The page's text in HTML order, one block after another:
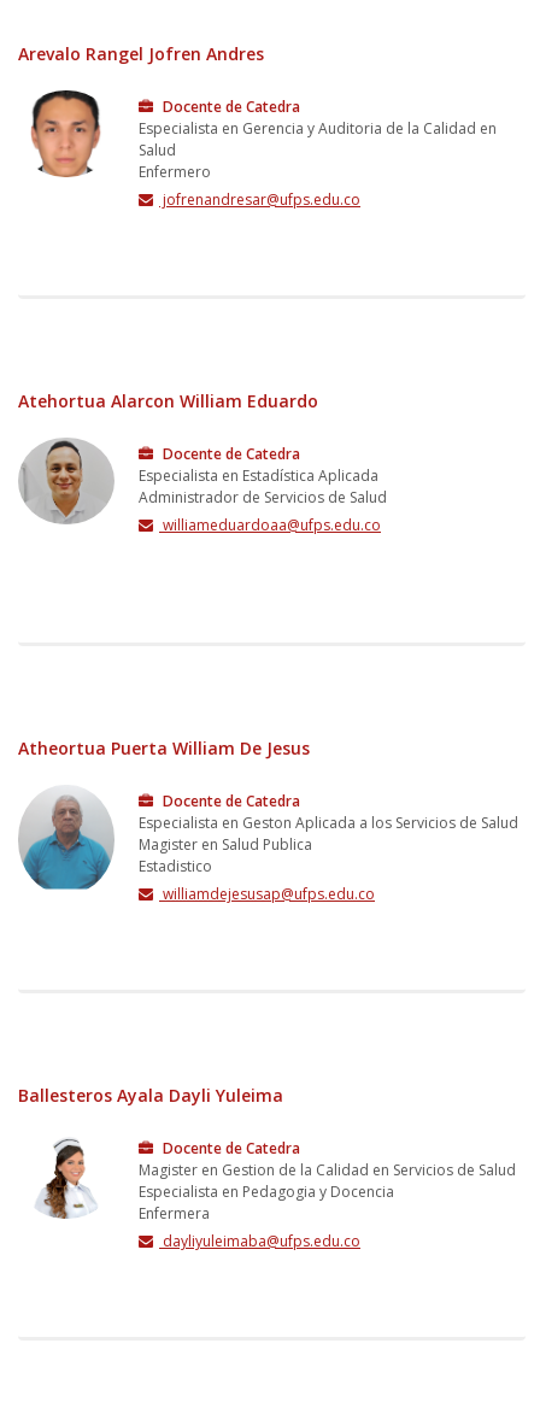
Arevalo Rangel Jofren Andres
Docente de Catedra
Especialista en Gerencia y Auditoria de la Calidad en
Salud
Enfermero
jofrenandresar@ufps.edu.co
Atehortua Alarcon William Eduardo
Docente de Catedra
Especialista en Estadística Aplicada
Administrador de Servicios de Salud
williameduardoaa@ufps.edu.co
Atheortua Puerta William De Jesus
Docente de Catedra
Especialista en Geston Aplicada a los Servicios de Salud
Magister en Salud Publica
Estadistico
williamdejesusap@ufps.edu.co
Ballesteros Ayala Dayli Yuleima
Docente de Catedra
Magister en Gestion de la Calidad en Servicios de Salud
Especialista en Pedagogia y Docencia
Enfermera
dayliyuleimaba@ufps.edu.co